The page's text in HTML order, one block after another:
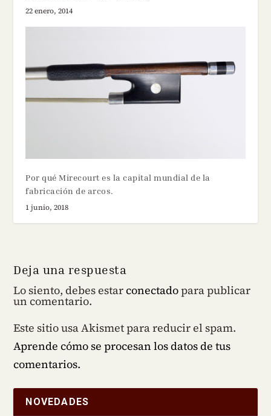
22 enero, 2014
Por qué Mirecourt es la capital mundial de la
fabricación de arcos.
1 junio, 2018
Deja una respuesta
Lo siento, debes estarconectadopara publicar
un comentario.
Este sitio usa Akismet para reducir el spam.
Aprende cómo se procesan los datos de tus
comentarios.
NOVEDADES